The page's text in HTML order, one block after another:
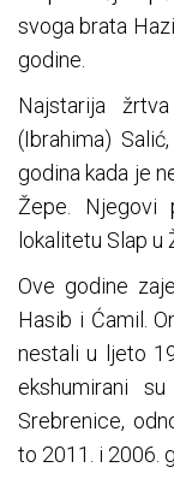
svoga brata
godine.
Najstarija
(Ibrahima)
godina kada je
Žepe. Njegovi
lokalitetu Slap u
Ove godine
Hasib i Ćamil.
nestali u ljeto
ekshumirani
Srebrenice,
to 2011. i 2006.